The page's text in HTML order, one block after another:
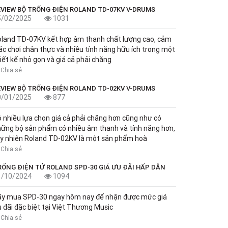
BỘ TRỐNG ĐIỆN ROLAND TD-07KV V-DRUMS
02/2025 1031
TD-07KV kết hợp âm thanh chất lượng cao, cảm
chơi chân thực và nhiều tính năng hữu ích trong một
kế nhỏ gọn và giá cả phải chăng
Chia sẻ
BỘ TRỐNG ĐIỆN ROLAND TD-02KV V-DRUMS
01/2025 877
nhiều lựa chọn giá cả phải chăng hơn cũng như có
bộ sản phẩm có nhiều âm thanh và tính năng hơn,
nhiên Roland TD-02KV là một sản phẩm hoà
Chia sẻ
ĐIỆN TỬ ROLAND SPD-30 GIÁ ƯU ĐÃI HẤP DẪN
10/2024 1094
mua SPD-30 ngay hôm nay để nhận được mức giá
đãi đặc biệt tại Việt Thương Music
Chia sẻ